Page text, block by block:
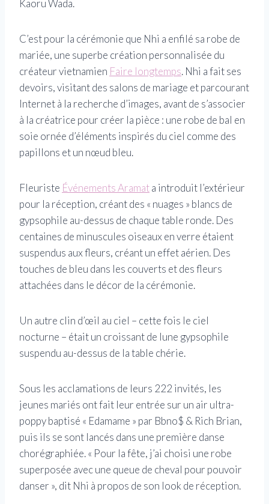
Kaoru Wada.
C’est pour la cérémonie que Nhi a enfilé sa robe de
mariée, une superbe création personnalisée du
créateur vietnamien Faire longtemps. Nhi a fait ses
devoirs, visitant des salons de mariage et parcourant
Internet à la recherche d’images, avant de s’associer
à la créatrice pour créer la pièce : une robe de bal en
soie ornée d’éléments inspirés du ciel comme des
papillons et un nœud bleu.
Fleuriste Événements Aramata introduit l’extérieur
pour la réception, créant des « nuages » blancs de
gypsophile au-dessus de chaque table ronde. Des
centaines de minuscules oiseaux en verre étaient
suspendus aux fleurs, créant un effet aérien. Des
touches de bleu dans les couverts et des fleurs
attachées dans le décor de la cérémonie.
Un autre clin d’œil au ciel – cette fois le ciel
nocturne – était un croissant de lune gypsophile
suspendu au-dessus de la table chérie.
Sous les acclamations de leurs 222 invités, les
jeunes mariés ont fait leur entrée sur un air ultra-
poppy baptisé « Edamame » par Bbno$ & Rich Brian,
puis ils se sont lancés dans une première danse
chorégraphiée. « Pour la fête, j’ai choisi une robe
superposée avec une queue de cheval pour pouvoir
danser », dit Nhi à propos de son look de réception.